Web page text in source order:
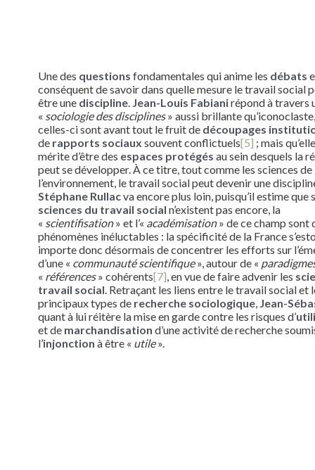
Une des questions fondamentales qui anime les débats
conséquent de savoir dans quelle mesure le travail social
être une discipline.Jean-Louis Fabianirépond à travers
« sociologie des disciplines» aussi brillante
celles-ci sont avant tout le fruit de découpages
de rapports sociaux souvent conflictuels[5] ; mais
mérite d’être des espaces protégés au sein desquels la
peut se développer. À ce titre, tout comme les sciences de
l’environnement, le travail social peut devenir une
Stéphane Rullacva encore plus loin, puisqu’il estime que
sciences du travail social n’existent pas encore, la
« scientifisation» et l’« académisation» de ce champ sont
phénomènes inéluctables : la spécificité de la France
importe donc désormais de concentrer les efforts sur
d’une « communauté scientifique», autour de «
« références» cohérents[7], en vue de faire advenir les
travail social. Retraçant les liens entre le travail social et
principaux types de recherche sociologique, Jean-
quant à lui réitère la mise en garde contre les risques d’
et de marchandisation d’une activité de recherche
l’injonction à être « utile».